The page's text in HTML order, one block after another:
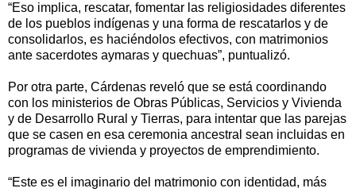
“Eso implica, rescatar, fomentar las religiosidades diferentes
de los pueblos indígenas y una forma de rescatarlos y de
consolidarlos, es haciéndolos efectivos, con matrimonios
ante sacerdotes aymaras y quechuas”, puntualizó.
Por otra parte, Cárdenas reveló que se está coordinando
con los ministerios de Obras Públicas, Servicios y Vivienda
y de Desarrollo Rural y Tierras, para intentar que las parejas
que se casen en esa ceremonia ancestral sean incluidas en
programas de vivienda y proyectos de emprendimiento.
“Este es el imaginario del matrimonio con identidad, más